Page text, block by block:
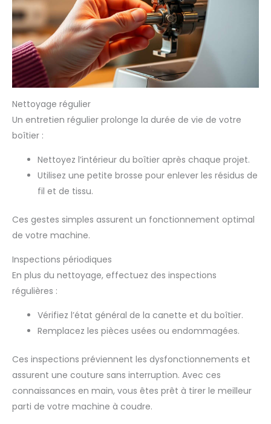
Nettoyage régulier
Un entretien régulier prolonge la durée de vie de votre
boîtier :
Nettoyez l’intérieur du boîtier après chaque projet.
Utilisez une petite brosse pour enlever les résidus de
fil et de tissu.
Ces gestes simples assurent un fonctionnement optimal
de votre machine.
Inspections périodiques
En plus du nettoyage, effectuez des inspections
régulières :
Vérifiez l’état général de la canette et du boîtier.
Remplacez les pièces usées ou endommagées.
Ces inspections préviennent les dysfonctionnements et
assurent une couture sans interruption. Avec ces
connaissances en main, vous êtes prêt à tirer le meilleur
parti de votre machine à coudre.